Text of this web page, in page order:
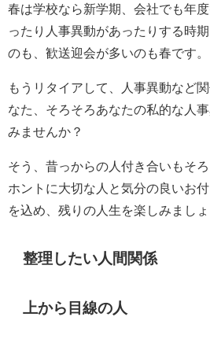
春は学校なら新学期、会社でも年
ったり人事異動があったりする時
のも、歓送迎会が多いのも春です。
もうリタイアして、人事異動など
なた、そろそろあなたの私的な人
みませんか？
そう、昔っからの人付き合いもそ
ホントに大切な人と気分の良いお
を込め、残りの人生を楽しみましょ
整理したい人間関係
上から目線の人